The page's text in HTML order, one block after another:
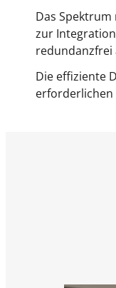
Das
zur
redundanzfrei
Die effiziente